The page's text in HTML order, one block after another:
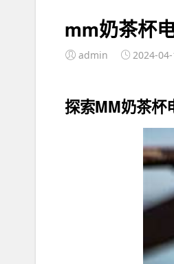
mm奶茶杯
admin 2024-
探索MM奶茶杯